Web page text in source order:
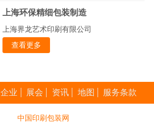
上海环保精细包装制造
上海界龙艺术印刷有限公司
查看更多
企业 展会 资讯 地图 服务条款
中国印刷包装网